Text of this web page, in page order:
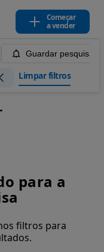
Começar
a vender
Guardar pesquisa
Limpar filtros
para a
filtros para